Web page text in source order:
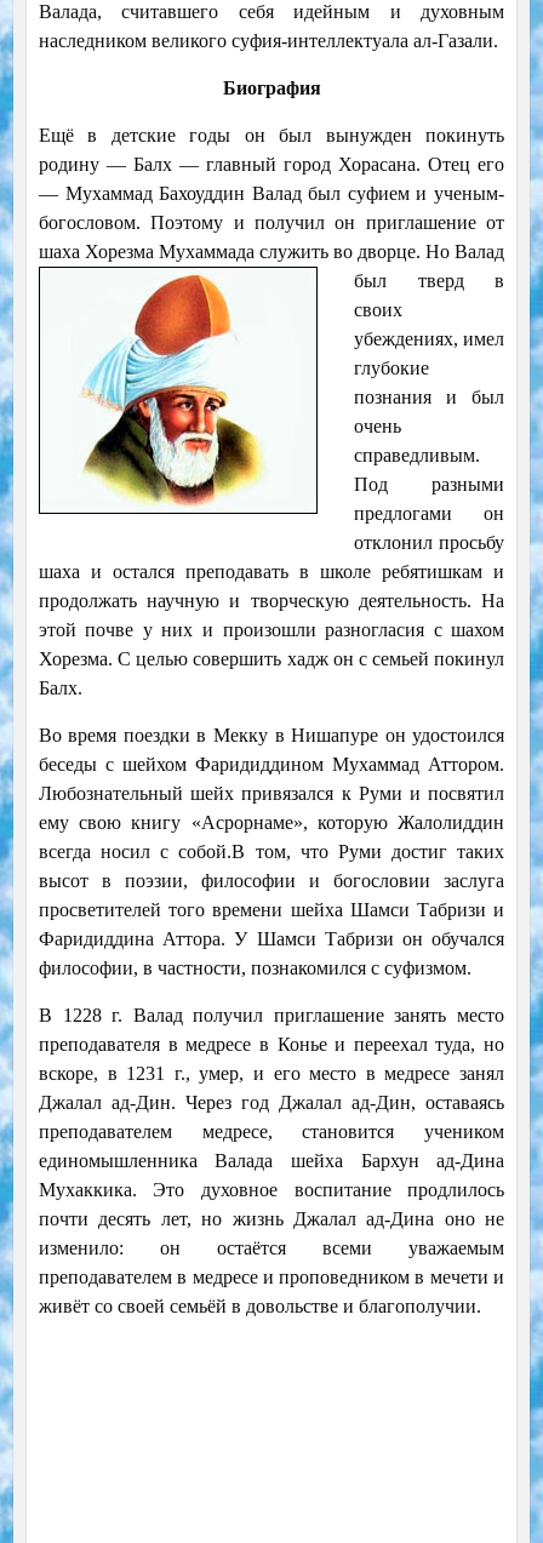
Валада, считавшего себя идейным и духовным
наследником великого суфия-интеллектуала ал-Газали.
Биография
Ещё в детские годы он был вынужден покинуть
родину — Балх — главный город Хорасана. Отец его
— Мухаммад Бахоуддин Валад был суфием и ученым-
богословом. Поэтому и получил он приглашение от
шаха Хорезма Мухаммада служить во дворце. НоВалад
был тверд в
своих
убеждениях, имел
глубокие
познания и был
очень
справедливым.
Под разными
предлогами он
отклонил просьбу
шаха и остался преподавать в школе ребятишкам и
продолжать научную и творческую деятельность. На
этой почве у них и произошли разногласия с шахом
Хорезма. С целью совершить хадж он с семьей покинул
Балх.
Во время поездки в Мекку в Нишапуре он удостоился
беседы с шейхом Фаридиддином Мухаммад Аттором.
Любознательный шейх привязался к Руми и посвятил
ему свою книгу «Асрорнаме», которую Жалолиддин
всегда носил с собой.В том, что Руми достиг таких
высот в поэзии, философии и богословии заслуга
просветителей того времени шейха Шамси Табризи и
Фаридиддина Аттора. У Шамси Табризи он обучался
философии, в частности, познакомился с суфизмом.
В 1228 г. Валад получил приглашение занять место
преподавателя в медресе в Конье и переехал туда, но
вскоре, в 1231 г., умер, и его место в медресе занял
Джалал ад-Дин. Через год Джалал ад-Дин, оставаясь
преподавателем медресе, становится учеником
единомышленника Валада шейха Бархун ад-Дина
Мухаккика. Это духовное воспитание продлилось
почти десять лет, но жизнь Джалал ад-Дина оно не
изменило: он остаётся всеми уважаемым
преподавателем в медресе и проповедником в мечети и
живёт со своей семьёй в довольстве и благополучии.